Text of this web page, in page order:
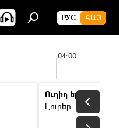
РУС ՀԱՅ
04:00
Ուղիղ եթեր
Լուրեր